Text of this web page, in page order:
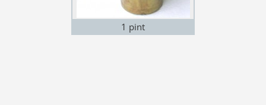
1 pint